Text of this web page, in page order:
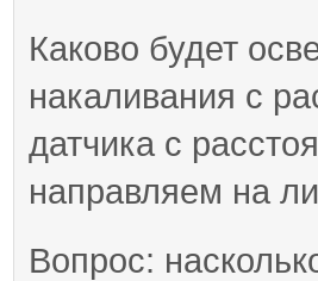
Каково будет
накаливания с
датчика с
направляем на
Вопрос: